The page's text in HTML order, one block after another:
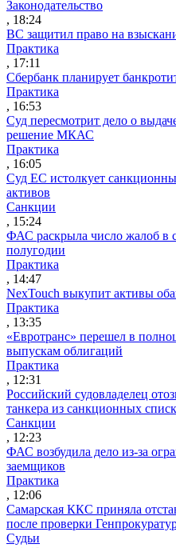
Законодательство
, 18:24
ВС защитил право на
Практика
, 17:11
Сбербанк планирует
Практика
, 16:53
Суд пересмотрит дело о
решение МКАС
Практика
, 16:05
Суд ЕС истолкует
активов
Санкции
, 15:24
ФАС раскрыла число жалоб в
полугодии
Практика
, 14:47
NexTouch выкупит активы
Практика
, 13:35
«Евротранс» перешел в
выпускам облигаций
Практика
, 12:31
Российский судовладелец
танкера из санкционных
Санкции
, 12:23
ФАС возбудила дело из-за
заемщиков
Практика
, 12:06
Самарская ККС приняла
после проверки
Судьи